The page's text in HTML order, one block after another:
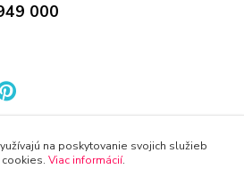
000
na poskytovanie svojich služieb
Viac informácií.